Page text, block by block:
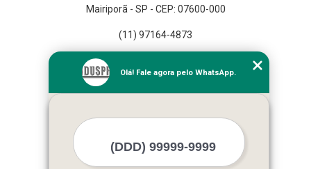
Mairiporã - SP - CEP: 07600-000
(11) 97164-4873
Empresa
Missão
Mapa do site
Mais Serviços
Olá! Fale agora pelo WhatsApp.